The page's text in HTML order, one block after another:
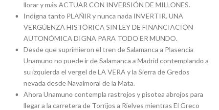
llorar y más ACTUAR CON INVERSIÓN DE MILLONES.
Indigna tanto PLAÑIR y nunca nada INVERTIR. UNA
VERGÚENZA HISTÓRICA SIN LEY DE FINANCIACIÓN
AUTONÓMICA DIGNA PARA TODO ER MUNDO.
Desde que suprimieron el tren de Salamanca a Plasencia
Unamuno no puede ir de Salamanca a Madrid contemplando a
su izquierda el vergel de LA VERA y la Sierra de Gredos
nevada desde Navalmoral de la Mata.
Ahora Unamuno contempla rastrojos y pisotea abrojos para
llegar a la carretera de Torrijos a Rielves mientras El Greco